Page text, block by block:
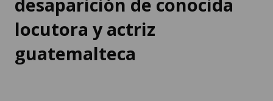
desaparición de conocida
locutora y actriz
guatemalteca